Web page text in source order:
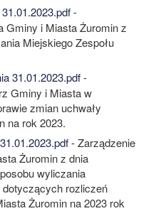
-
Gminy i Miasta Żuromin z
Miejskiego Zespołu
31.01.2023.pdf-
Gminy i Miasta w
zmian uchwały
na rok 2023.
- Zarządzenie
Żuromin z dnia
wyliczania
rozliczeń
Żuromin na 2023 rok